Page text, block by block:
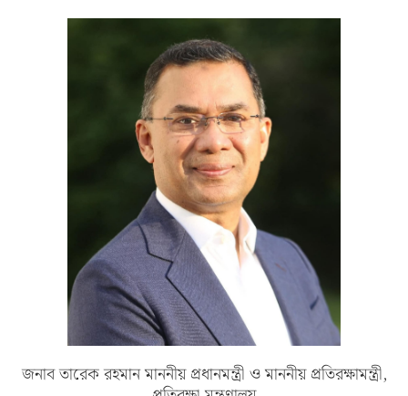
জনাব তারেক রহমান মাননীয় প্রধানমন্ত্রী ও মাননীয় প্রতিরক্ষামন্ত্রী,